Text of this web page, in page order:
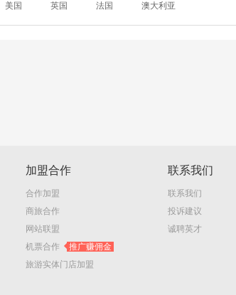
美国 英国 法国 澳大利亚
加盟合作
合作加盟
商旅合作
网站联盟
机票合作
推广赚佣金
旅游实体门店加盟
联系我们
联系我们
投诉建议
诚聘英才